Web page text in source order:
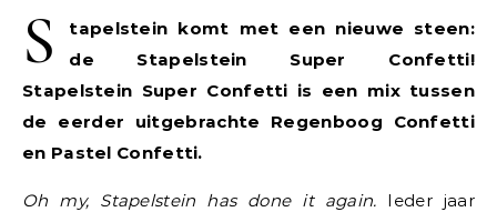
S
tapelstein komt met een nieuwe steen:
de Stapelstein Super Confetti!
Stapelstein Super Confetti is een mix tussen
de eerder uitgebrachte Regenboog Confetti
en Pastel Confetti.
Oh my, Stapelstein has done it again. Ieder jaar